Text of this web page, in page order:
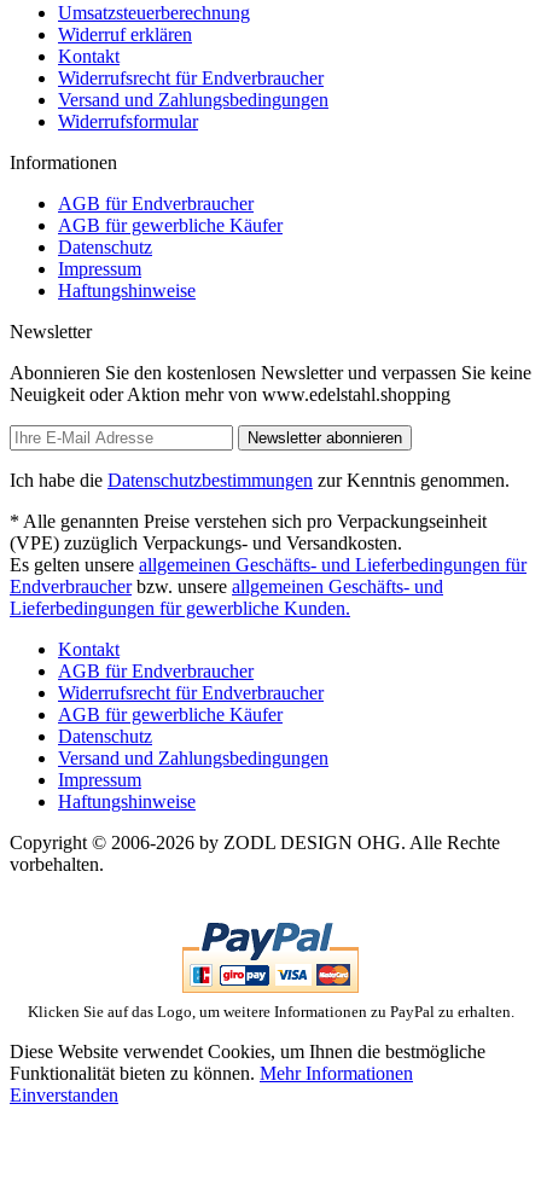
Umsatzsteuerberechnung
Widerruf erklären
Kontakt
Widerrufsrecht für Endverbraucher
Versand und Zahlungsbedingungen
Widerrufsformular
Informationen
AGB für Endverbraucher
AGB für gewerbliche Käufer
Datenschutz
Impressum
Haftungshinweise
Newsletter
Abonnieren Sie den kostenlosen Newsletter und verpassen Sie keine
Neuigkeit oder Aktion mehr von www.edelstahl.shopping
Newsletter abonnieren
Ich habe die Datenschutzbestimmungen zur Kenntnis genommen.
* Alle genannten Preise verstehen sich pro Verpackungseinheit
(VPE) zuzüglich Verpackungs- und Versandkosten.
Es gelten unsere allgemeinen Geschäfts- und Lieferbedingungen für
Endverbraucherbzw. unsere allgemeinen Geschäfts- und
Lieferbedingungen für gewerbliche Kunden.
Kontakt
AGB für Endverbraucher
Widerrufsrecht für Endverbraucher
AGB für gewerbliche Käufer
Datenschutz
Versand und Zahlungsbedingungen
Impressum
Haftungshinweise
Copyright © 2006-2026 by ZODL DESIGN OHG. Alle Rechte
vorbehalten.
Klicken Sie auf das Logo, um weitere Informationen zu PayPal zu erhalten.
Diese Website verwendet Cookies, um Ihnen die bestmögliche
Funktionalität bieten zu können. Mehr Informationen
Einverstanden